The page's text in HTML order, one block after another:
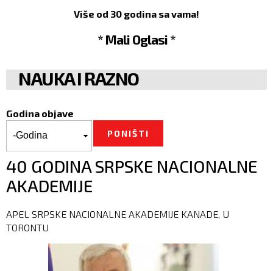
Više od 30 godina sa vama!
* Mali Oglasi *
NAUKA I RAZNO
Godina objave
40 GODINA SRPSKE NACIONALNE
AKADEMIJE
APEL SRPSKE NACIONALNE AKADEMIJE KANADE, U
TORONTU